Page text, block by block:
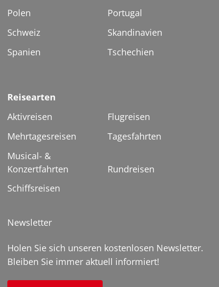
Polen
Portugal
Schweiz
Skandinavien
Spanien
Tschechien
Reisearten
Aktivreisen
Flugreisen
Mehrtagesreisen
Tagesfahrten
Musical- &
Konzertfahrten
Rundreisen
Schiffsreisen
Newsletter
Holen Sie sich unseren kostenlosen Newsletter.
Bleiben Sie immer aktuell informiert!